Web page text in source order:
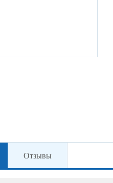
Отзывы